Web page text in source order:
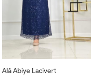
Alâ Abiye Lacivert